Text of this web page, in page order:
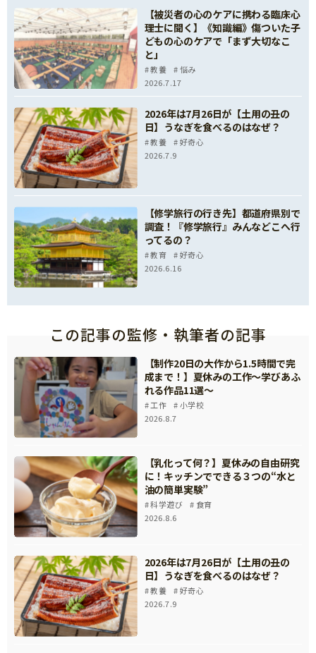
【被災者の心のケアに携わる臨床心
理士に聞く】《知識編》傷ついた子
どもの心のケアで「まず大切なこ
と」
教養
悩み
2026.7.17
2026年は7月26日が【土用の丑の
日】うなぎを食べるのはなぜ？
教養
好奇心
2026.7.9
【修学旅行の行き先】都道府県別で
調査！『修学旅行』みんなどこへ行
ってるの？
教育
好奇心
2026.6.16
この記事の監修・執筆者の記事
【制作20日の大作から1.5時間で完
成まで！】夏休みの工作～学びあふ
れる作品11選～
工作
小学校
2026.8.7
【乳化って何？】夏休みの自由研究
に！キッチンでできる３つの“水と
油の簡単実験”
科学遊び
食育
2026.8.6
2026年は7月26日が【土用の丑の
日】うなぎを食べるのはなぜ？
教養
好奇心
2026.7.9